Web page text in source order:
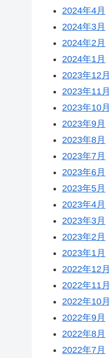
2024年4月
2024年3月
2024年2月
2024年1月
2023年12月
2023年11月
2023年10月
2023年9月
2023年8月
2023年7月
2023年6月
2023年5月
2023年4月
2023年3月
2023年2月
2023年1月
2022年12月
2022年11月
2022年10月
2022年9月
2022年8月
2022年7月